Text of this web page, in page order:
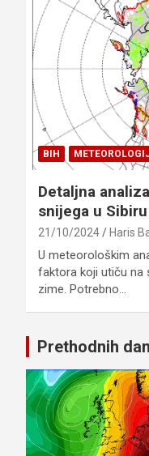
BIH
Detaljna
snijega u
21/10/2024 Haris
U meteorološkim
faktora koji utiču na
zime. Potrebno…
Prethodnih